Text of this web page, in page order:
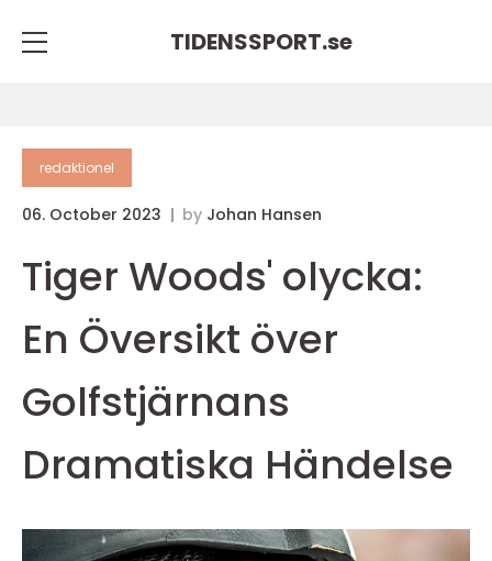
TIDENSSPORT.se
redaktionel
06. October 2023 by Johan Hansen
Tiger Woods' olycka:
En Översikt över
Golfstjärnans
Dramatiska Händelse